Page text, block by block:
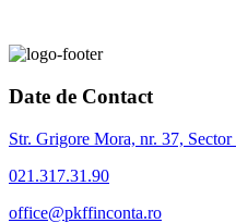
Date de Contact
Str. Grigore Mora, nr. 37,
021.317.31.90
office@pkffinconta.ro